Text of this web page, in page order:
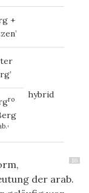
+
hybrid
ro
’
16
der arab.